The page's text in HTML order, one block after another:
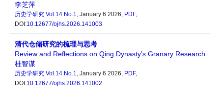
李芝萍
历史学研究 Vol.14 No.1, January 6 2026, PDF,
DOI:10.12677/ojhs.2026.141003
清代仓储研究的梳理与思考
Review and Reflections on Qing Dynasty’s Granary Research
桂智谋
历史学研究 Vol.14 No.1, January 6 2026, PDF,
DOI:10.12677/ojhs.2026.141002